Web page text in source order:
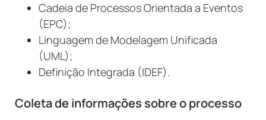
Cadeia de Processos Orientada a Eventos
(EPC);
Linguagem de Modelagem Unificada
(UML);
Definição Integrada (IDEF).
Coleta de informações sobre o processo